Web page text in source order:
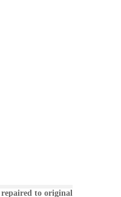
repaired to original